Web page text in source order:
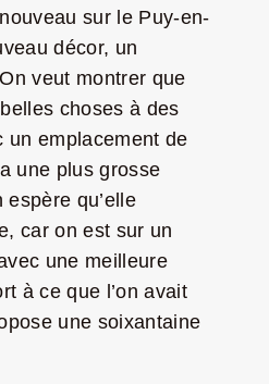
sur le Puy-en-
décor, un
veut montrer que
choses à des
un emplacement de
une plus grosse
qu’elle
car on est sur un
une meilleure
à ce que l’on avait
une soixantaine